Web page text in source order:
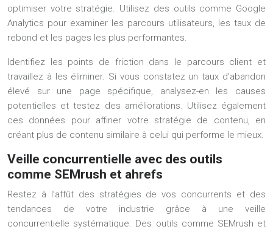
optimiser votre stratégie. Utilisez des outils comme Google
Analytics pour examiner les parcours utilisateurs, les taux de
rebond et les pages les plus performantes.
Identifiez les points de friction dans le parcours client et
travaillez à les éliminer. Si vous constatez un taux d’abandon
élevé sur une page spécifique, analysez-en les causes
potentielles et testez des améliorations. Utilisez également
ces données pour affiner votre stratégie de contenu, en
créant plus de contenu similaire à celui qui performe le mieux.
Veille concurrentielle avec des outils
comme SEMrush et ahrefs
Restez à l’affût des stratégies de vos concurrents et des
tendances de votre industrie grâce à une veille
concurrentielle systématique. Des outils comme SEMrush et